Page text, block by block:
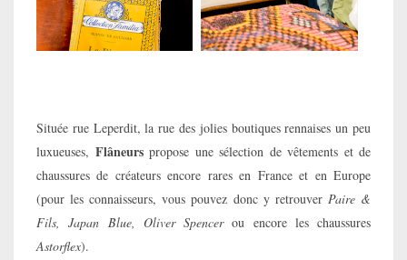
Située rue Leperdit, la rue des jolies boutiques rennaises un peu
luxueuses, Flâneurspropose une sélection de vêtements et de
chaussures de créateurs encore rares en France et en Europe
(pour les connaisseurs, vous pouvez donc y retrouver Paire &
Fils, Japan Blue, Oliver Spencerou encore les chaussures
Astorflex).